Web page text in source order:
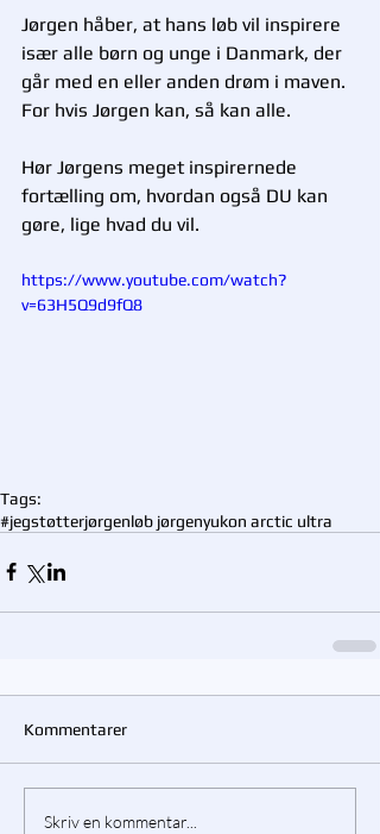
Jørgen håber, at hans løb vil inspirere
især alle børn og unge i Danmark, der
går med en eller anden drøm i maven.
For hvis Jørgen kan, så kan alle.
Hør Jørgens meget inspirernede
fortælling om, hvordan også DU kan
gøre, lige hvad du vil.
https://www.youtube.com/watch?
v=63H5Q9d9fQ8
Tags:
#jegstøtterjørgenløb jørgenyukon arctic ultra
Kommentarer
Skriv en kommentar...